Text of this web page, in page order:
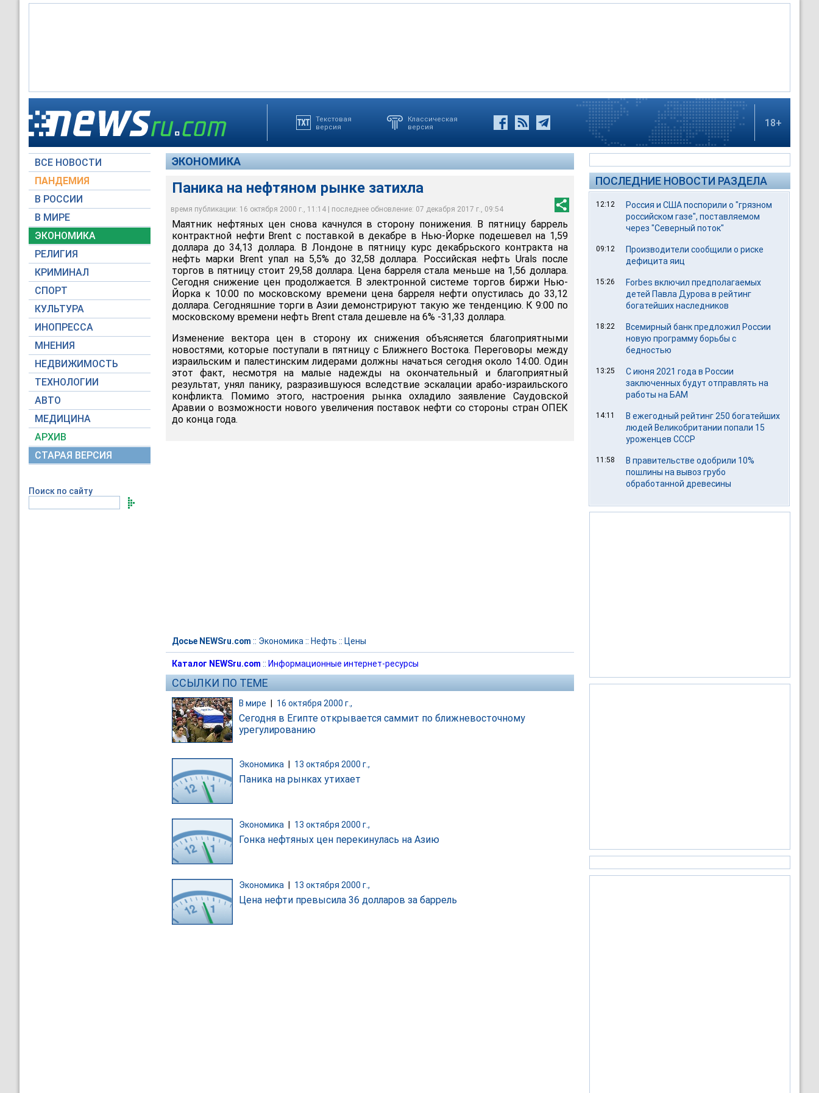
Текстовая
версия
Классическая
версия
18+
ВСЕ НОВОСТИ
ПАНДЕМИЯ
В РОССИИ
В МИРЕ
ЭКОНОМИКА
РЕЛИГИЯ
КРИМИНАЛ
СПОРТ
КУЛЬТУРА
ИНОПРЕССА
МНЕНИЯ
НЕДВИЖИМОСТЬ
ТЕХНОЛОГИИ
АВТО
МЕДИЦИНА
АРХИВ
СТАРАЯ ВЕРСИЯ
Поиск по сайту
ЭКОНОМИКА
Паника на нефтяном рынке затихла
время публикации: 16 октября 2000 г., 11:14 | последнее обновление: 07 декабря 2017 г., 09:54
Маятник нефтяных цен снова качнулся в сторону понижения. В пятницу баррель
контрактной нефти Brent с поставкой в декабре в Нью-Йорке подешевел на 1,59
доллара до 34,13 доллара. В Лондоне в пятницу курс декабрьского контракта на
нефть марки Brent упал на 5,5% до 32,58 доллара. Российская нефть Urals после
торгов в пятницу стоит 29,58 доллара. Цена барреля стала меньше на 1,56 доллара.
Сегодня снижение цен продолжается. В электронной системе торгов биржи Нью-
Йорка к 10:00 по московскому времени цена барреля нефти опустилась до 33,12
доллара. Сегодняшние торги в Азии демонстрируют такую же тенденцию. К 9:00 по
московскому времени нефть Brent стала дешевле на 6% -31,33 доллара.
Изменение вектора цен в сторону их снижения объясняется благоприятными
новостями, которые поступали в пятницу с Ближнего Востока. Переговоры между
израильским и палестинским лидерами должны начаться сегодня около 14:00. Один
этот факт, несмотря на малые надежды на окончательный и благоприятный
результат, унял панику, разразившуюся вследствие эскалации арабо-израильского
конфликта. Помимо этого, настроения рынка охладило заявление Саудовской
Аравии о возможности нового увеличения поставок нефти со стороны стран ОПЕК
до конца года.
Досье NEWSru.com :: Экономика :: Нефть :: Цены
Каталог NEWSru.com :: Информационные интернет-ресурсы
ССЫЛКИ ПО ТЕМЕ
В мире 16 октября 2000 г.,
Сегодня в Египте открывается саммит по ближневосточному
урегулированию
Экономика 13 октября 2000 г.,
Паника на рынках утихает
Экономика 13 октября 2000 г.,
Гонка нефтяных цен перекинулась на Азию
Экономика 13 октября 2000 г.,
Цена нефти превысила 36 долларов за баррель
ПОСЛЕДНИЕ НОВОСТИ РАЗДЕЛА
12:12
Россия и США поспорили о "грязном
российском газе", поставляемом
через "Северный поток"
09:12
Производители сообщили о риске
дефицита яиц
15:26
Forbes включил предполагаемых
детей Павла Дурова в рейтинг
богатейших наследников
18:22
Всемирный банк предложил России
новую программу борьбы с
бедностью
13:25
С июня 2021 года в России
заключенных будут отправлять на
работы на БАМ
14:11
В ежегодный рейтинг 250 богатейших
людей Великобритании попали 15
уроженцев СССР
11:58
В правительстве одобрили 10%
пошлины на вывоз грубо
обработанной древесины